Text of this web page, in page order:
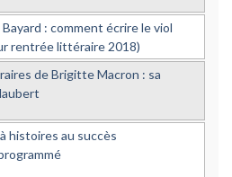
: comment écrire le viol
rentrée littéraire 2018)
de Brigitte Macron : sa
histoires au succès